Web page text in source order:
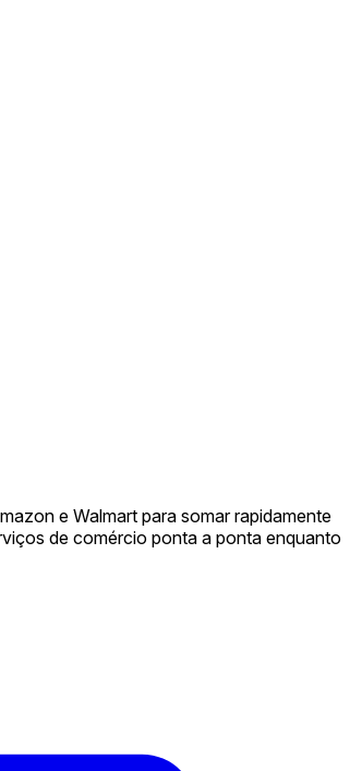
e Walmart para somar rapidamente
de comércio ponta a ponta enquanto